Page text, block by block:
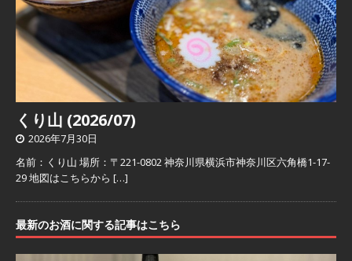
くり山 (2026/07)
2026年7月30日
名前：くり山 場所：〒221-0802 神奈川県横浜市神奈川区六角橋1-17-
29 地図はこちらから […]
最新のお酒に関する記事はこちら